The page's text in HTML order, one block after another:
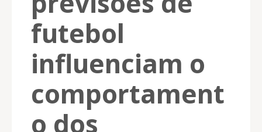
futebol
influenciam o
comportament
o dos